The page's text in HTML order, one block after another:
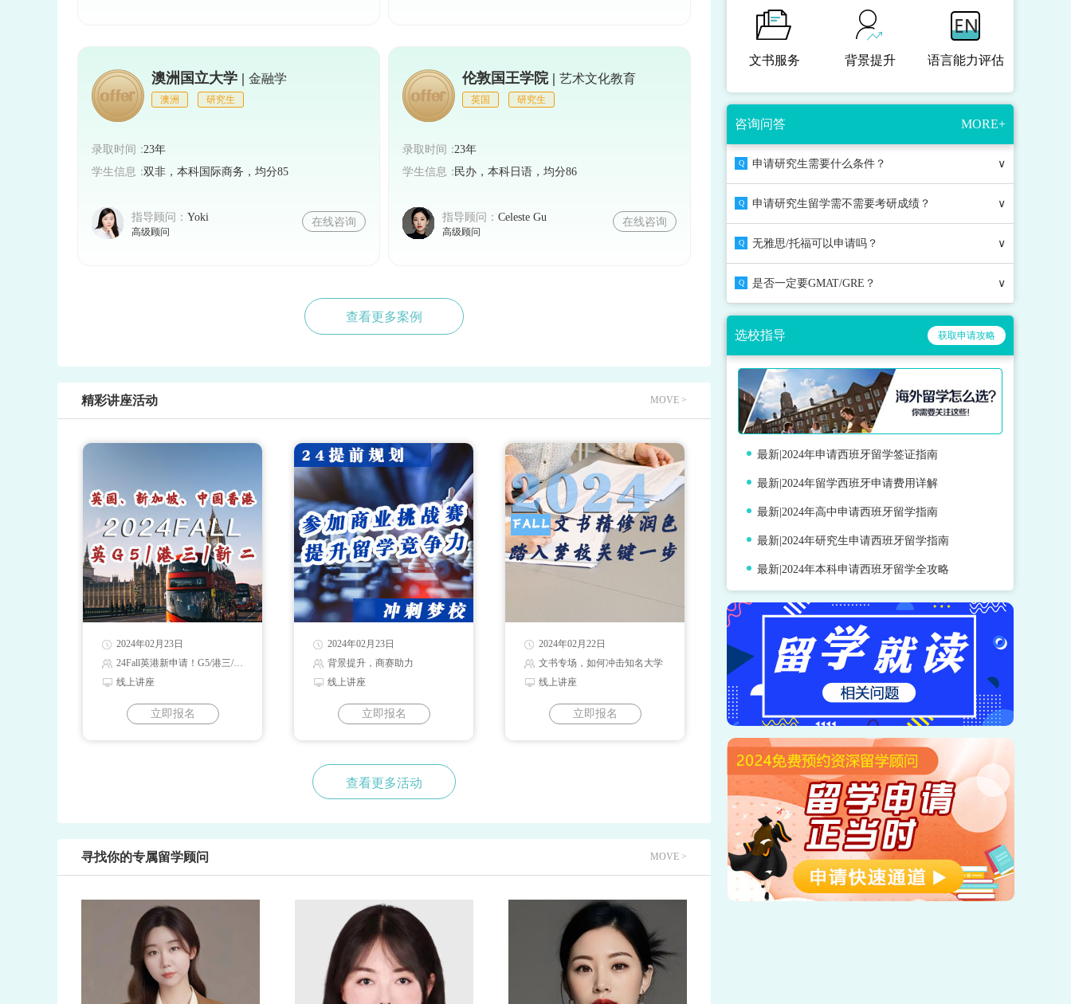
澳洲国立大学 | 金融学
澳洲 研究生
录取时间：23年
学生信息：双非，本科国际商务，均分85
指导顾问： Yoki
高级顾问
在线咨询
伦敦国王学院 | 艺术文化教育
英国 研究生
录取时间：23年
学生信息：民办，本科日语，均分86
指导顾问： Celeste Gu
高级顾问
在线咨询
查看更多案例
精彩讲座活动 MOVE >
2024年02月23日
24Fall英港新申请！G5/港三/新二录取解读
线上讲座
立即报名
2024年02月23日
背景提升，商赛助力
线上讲座
立即报名
2024年02月22日
文书专场，如何冲击知名大学
线上讲座
立即报名
查看更多活动
寻找你的专属留学顾问 MOVE >
文书服务 背景提升 语言能力评估
咨询问答 MORE+
Q 申请研究生需要什么条件？ ∨
Q 申请研究生留学需不需要考研成绩？ ∨
Q 无雅思/托福可以申请吗？ ∨
Q 是否一定要GMAT/GRE？ ∨
选校指导 获取申请攻略
最新|2024年申请西班牙留学签证指南
最新|2024年留学西班牙申请费用详解
最新|2024年高中申请西班牙留学指南
最新|2024年研究生申请西班牙留学指南
最新|2024年本科申请西班牙留学全攻略